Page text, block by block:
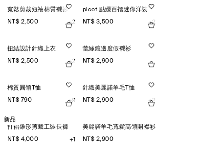
寬鬆剪裁短袖棉質襯衫
NT$ 2,500 +2
picot 點綴百褶迷你洋裝
NT$ 3,500 +2
扭結設計針織上衣
NT$ 2,500 +2
蕾絲鑲邊度假襯衫
NT$ 2,900
棉質圓領T恤
NT$ 790 +9
針織美麗諾羊毛T恤
NT$ 2,900 +2
新品
打褶錐形剪裁工裝長褲
NT$ 4,000 +1
美麗諾羊毛寬鬆高領開襟衫
NT$ 2,900